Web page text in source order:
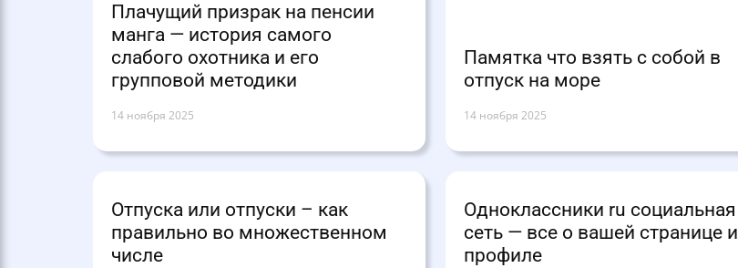
Плачущий призрак на пенсии
манга — история самого
слабого охотника и его
групповой методики
14 ноября 2025
Памятка что взять с собой в
отпуск на море
14 ноября 2025
Отпуска или отпуски – как
правильно во множественном
числе
Одноклассники ru социальная
сеть — все о вашей странице и
профиле